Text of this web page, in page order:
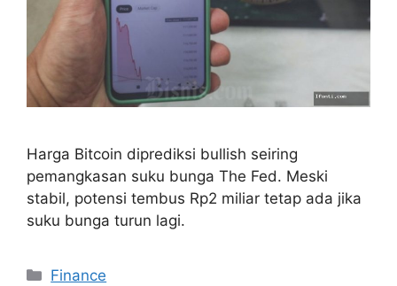
Harga Bitcoin diprediksi bullish seiring
pemangkasan suku bunga The Fed. Meski
stabil, potensi tembus Rp2 miliar tetap ada jika
suku bunga turun lagi.
Categories
Finance